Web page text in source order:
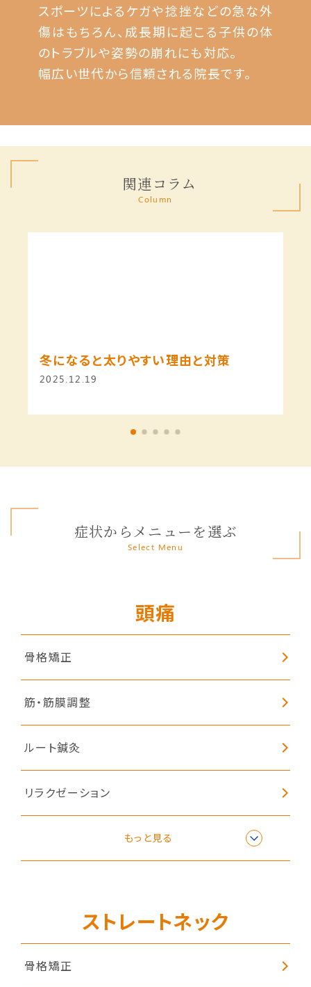
スポーツによるケガや捻挫などの急な外
傷はもちろん、成長期に起こる子供の体
のトラブルや姿勢の崩れにも対応。
幅広い世代から信頼される院長です。
関連コラム
Column
冬になると太りやすい理由と対策
2025.12.19
症状からメニューを選ぶ
Select Menu
頭痛
骨格矯正
筋・筋膜調整
ルート鍼灸
リラクゼーション
もっと見る
ストレートネック
骨格矯正